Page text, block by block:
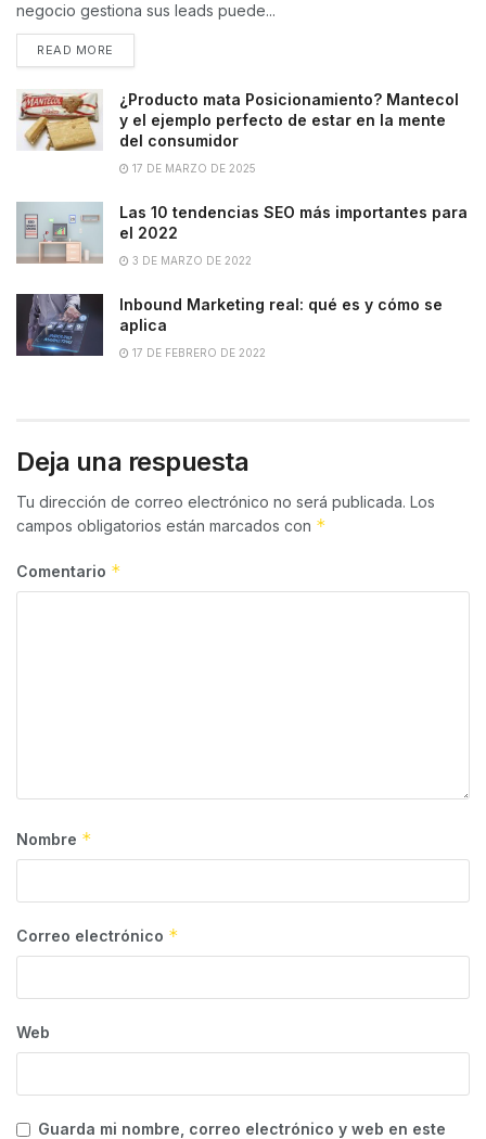
negocio gestiona sus leads puede...
READ MORE
¿Producto mata Posicionamiento? Mantecol
y el ejemplo perfecto de estar en la mente
del consumidor
17 DE MARZO DE 2025
Las 10 tendencias SEO más importantes para
el 2022
3 DE MARZO DE 2022
Inbound Marketing real: qué es y cómo se
aplica
17 DE FEBRERO DE 2022
Deja una respuesta
Tu dirección de correo electrónico no será publicada. Los
campos obligatorios están marcados con *
Comentario *
Nombre *
Correo electrónico *
Web
Guarda mi nombre, correo electrónico y web en este